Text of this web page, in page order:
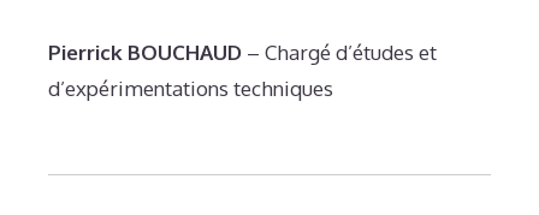
Pierrick BOUCHAUD – Chargé d’études et
d’expérimentations techniques